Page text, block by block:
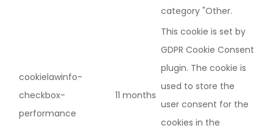
category "Other.
cookielawinfo-
checkbox-
performance
11 months
This cookie is set by
GDPR Cookie Consent
plugin. The cookie is
used to store the
user consent for the
cookies in the